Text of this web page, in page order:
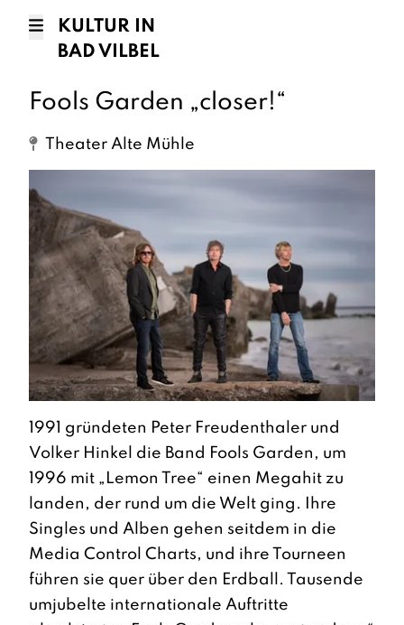
KULTUR IN
BAD VILBEL
Fools Garden „closer!“
Theater Alte Mühle
1991 gründeten Peter Freudenthaler und
Volker Hinkel die Band Fools Garden, um
1996 mit „Lemon Tree“ einen Megahit zu
landen, der rund um die Welt ging. Ihre
Singles und Alben gehen seitdem in die
Media Control Charts, und ihre Tourneen
führen sie quer über den Erdball. Tausende
umjubelte internationale Auftritte